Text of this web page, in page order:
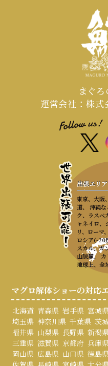
まぐ
運営会社：株式
出張エリア
東京、大阪
道、 沖縄
ク、ラスベ
ャネイロ、
リ、ローマ
ロシア(-20
スカル、ガ
山脈麓、
地球上、全
マグロ解体ショーの対応
北海道 青森県 岩手県 宮城
埼玉県 神奈川県 千葉県 茨
福井県 山梨県 長野県 新潟
三重県 滋賀県 京都府 兵庫
岡山県 広島県 山口県 徳島